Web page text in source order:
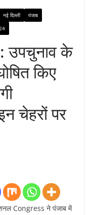
नई दिल्ली
पंजाब
के
किए
चेहरों पर
Congress ने पंजाब में